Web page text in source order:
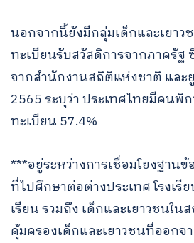
นอกจากนี้ยังมีกลุ่มเด็กและเยา
ทะเบียนรับสวัสดิการจากภาครัฐ
จากสำนักงานสถิติแห่งชาติ และ
2565 ระบุว่า ประเทศไทยมีคนพิ
ทะเบียน 57.4%
***อยู่ระหว่างการเชื่อมโยงฐาน
ที่ไปศึกษาต่อต่างประเทศ โรงเ
เรียน รวมถึง เด็กและเยาวชนใ
คุ้มครองเด็กและเยาวชนที่ออกจ